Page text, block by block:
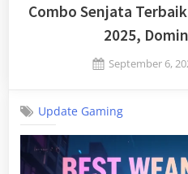
Combo Senjata
2025,
Posted
September 6,
Update Gaming